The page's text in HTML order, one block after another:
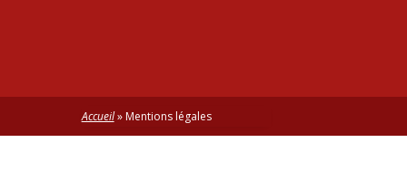
Accueil» Mentions légales